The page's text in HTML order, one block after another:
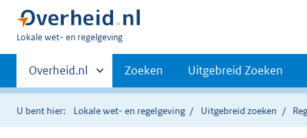
U
hier:
Lokale wet- en regelgeving
Primaire
navigatie
Andere
sites
binnen
Overheid.nl Zoeken Uitgebreid Zoeken
U bent hier: Lokale wet- en regelgeving Uitgebreid zoeken